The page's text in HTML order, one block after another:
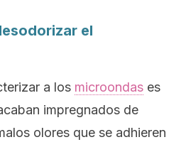
el
a los microondas es
impregnados de
olores que se adhieren